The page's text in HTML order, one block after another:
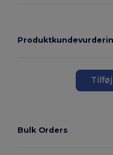
Bulk Orders